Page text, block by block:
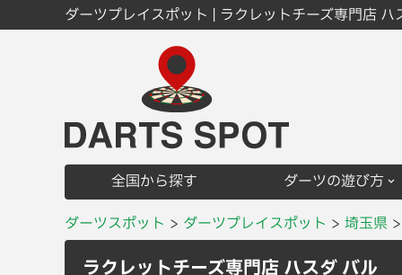
ダーツプレイスポット | ラクレットチーズ専門店 ハ
全国から探す
ダーツの遊び方
ダーツスポット
ダーツプレイスポット 埼玉県
ラクレットチーズ専門店 ハスダ バル